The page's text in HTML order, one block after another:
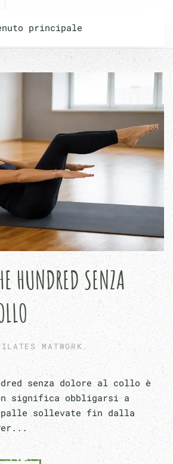
principale
HUNDRED SENZA
MATWORK .
senza dolore al collo è
significa obbligarsi a
sollevate fin dalla